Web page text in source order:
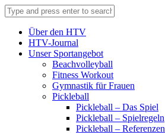
Über den HTV
HTV-Journal
Unser Sportangebot
Beachvolleyball
Fitness Workout
Gymnastik für Frauen
Pickleball
Pickleball – Das Spiel
Pickleball – Spielregeln
Pickleball – Referenzen